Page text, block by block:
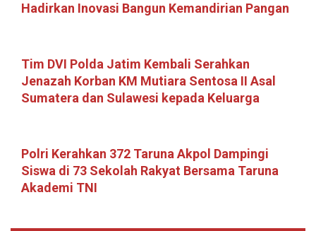
Hadirkan Inovasi Bangun Kemandirian Pangan
Tim DVI Polda Jatim Kembali Serahkan
Jenazah Korban KM Mutiara Sentosa II Asal
Sumatera dan Sulawesi kepada Keluarga
Polri Kerahkan 372 Taruna Akpol Dampingi
Siswa di 73 Sekolah Rakyat Bersama Taruna
Akademi TNI